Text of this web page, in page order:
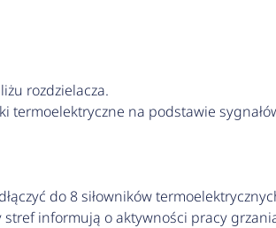
rozdzielacza.
na podstawie
do 8 siłowników
informują o aktywności pracy